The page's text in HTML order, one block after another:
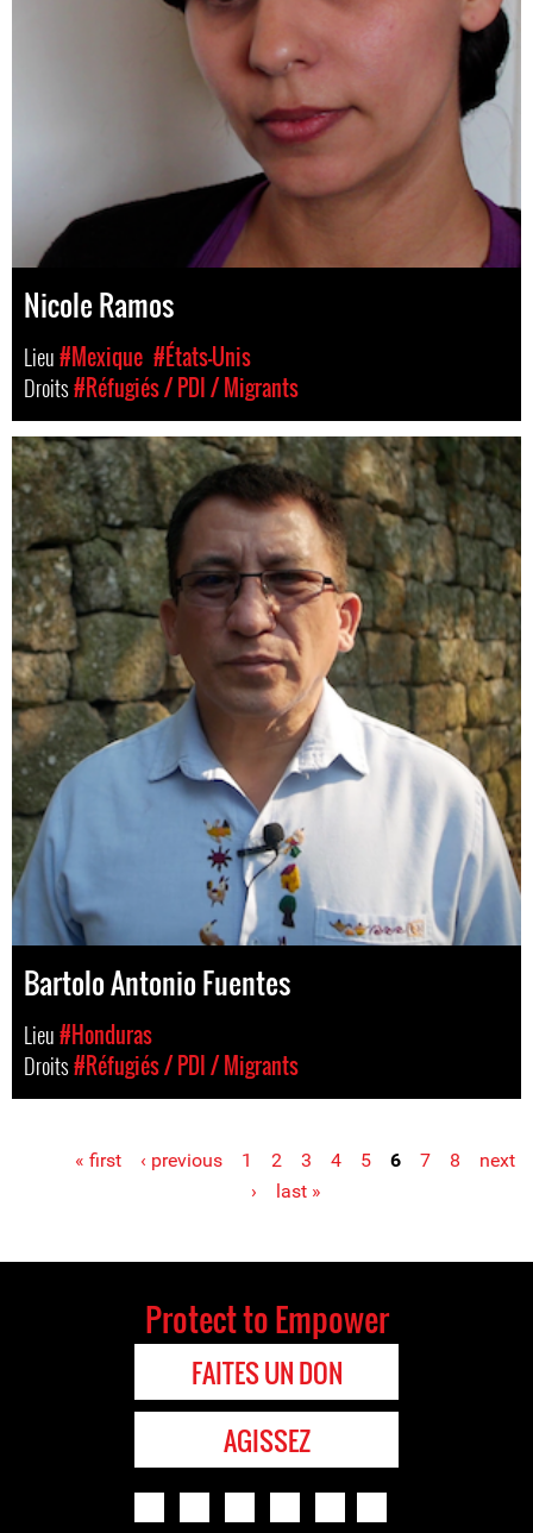
Nicole Ramos
Lieu#Mexique #États-Unis
Droits#Réfugiés / PDI / Migrants
Bartolo Antonio Fuentes
Lieu#Honduras
Droits#Réfugiés / PDI / Migrants
« first ‹ previous 1 2 3 4 5 6 7 8
next
›
last »
Protect to Empower
FAITES UN DON
AGISSEZ